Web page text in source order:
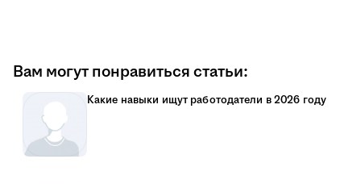
Вам могут понравиться статьи:
Какие навыки ищут работодатели в 2026 году